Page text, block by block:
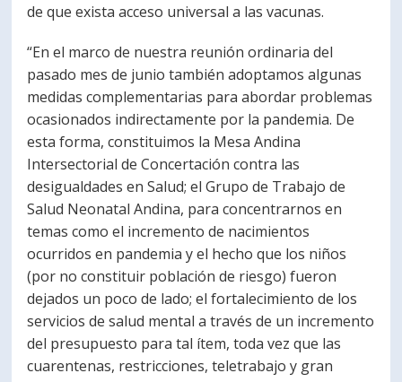
de que exista acceso universal a las vacunas.
“En el marco de nuestra reunión ordinaria del
pasado mes de junio también adoptamos algunas
medidas complementarias para abordar problemas
ocasionados indirectamente por la pandemia. De
esta forma, constituimos la Mesa Andina
Intersectorial de Concertación contra las
desigualdades en Salud; el Grupo de Trabajo de
Salud Neonatal Andina, para concentrarnos en
temas como el incremento de nacimientos
ocurridos en pandemia y el hecho que los niños
(por no constituir población de riesgo) fueron
dejados un poco de lado; el fortalecimiento de los
servicios de salud mental a través de un incremento
del presupuesto para tal ítem, toda vez que las
cuarentenas, restricciones, teletrabajo y gran